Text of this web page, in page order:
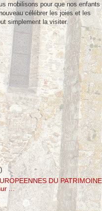
mobilisons pour que nos enfants
célébrer les joies et les
simplement la visiter.
DU PATRIMOINE
...